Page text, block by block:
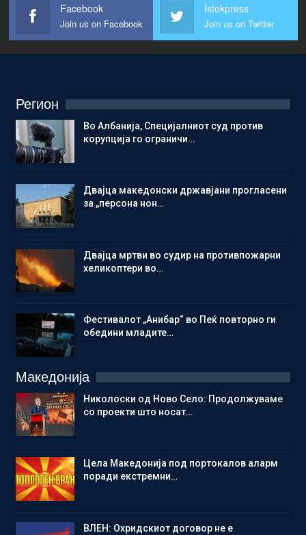
Facebook
Join us on Facebook
Istokpress
Join us on Twitter
Регион
Во Албанија, Специјалниот суд против
корупција го ограничи…
Двајца македонски државјани прогласени
за „персона нон…
Двајца мртви во судир на противпожарни
хеликоптери во…
Фестивалот „Анибар“ во Пеќ повторно ги
обедини младите…
Македонија
Николоски од Ново Село: Продолжуваме
со проекти што носат…
Цела Македонија под портокалов аларм
поради екстремни…
ВЛЕН: Охридскиот договор не е